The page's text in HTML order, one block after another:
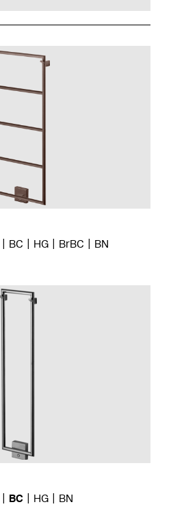
BC HG BrBC BN
BC HG BN